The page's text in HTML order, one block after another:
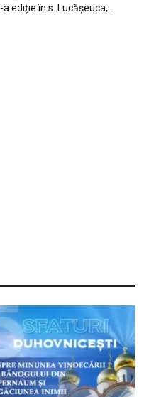
II-a ediție în s. Lucășeuca,...